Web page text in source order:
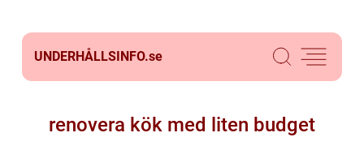
UNDERHÅLLSINFO.se
renovera kök med liten budget